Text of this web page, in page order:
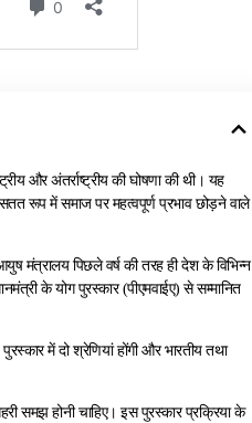
और अंतर्राष्‍ट्रीय की घोषणा की थी। यह
सतत रूप में समाज पर महत्‍वपूर्ण प्रभाव छोड़ने वाले
मंत्रालय पिछले वर्ष की तरह ही देश के विभिन्‍न
के योग पुरस्‍कार (पीएमवाईए) से सम्‍मानित
में दो श्रेणियां होंगी और भारतीय तथा
समझ होनी चाहिए। इस पुरस्‍कार प्रक्रिया के